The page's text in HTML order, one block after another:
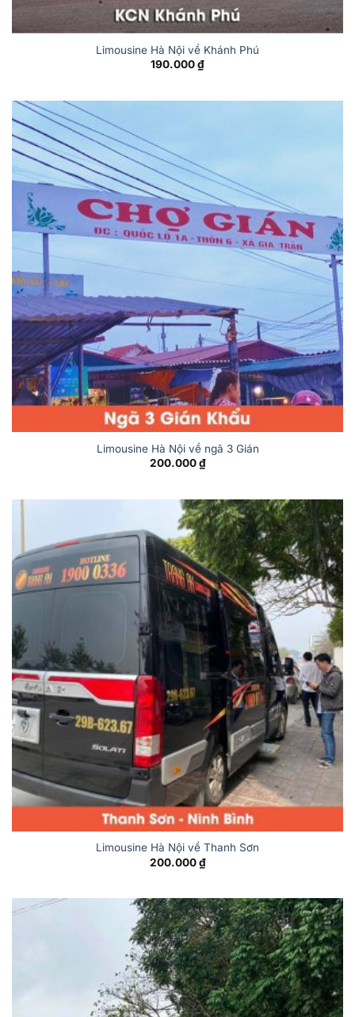
Limousine Hà Nội về Khánh Phú
190.000₫
Limousine Hà Nội về ngã 3 Gián
200.000₫
Limousine Hà Nội về Thanh Sơn
200.000₫